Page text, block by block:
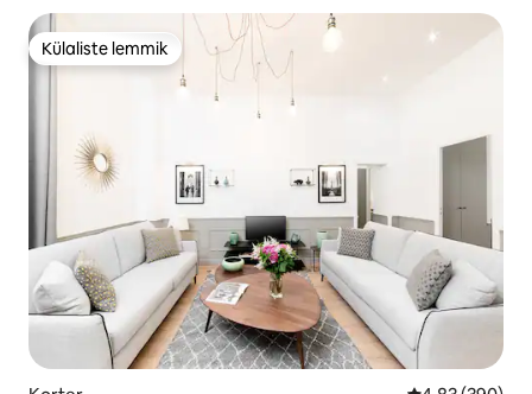
Külaliste lemmik
Külaliste lemmik